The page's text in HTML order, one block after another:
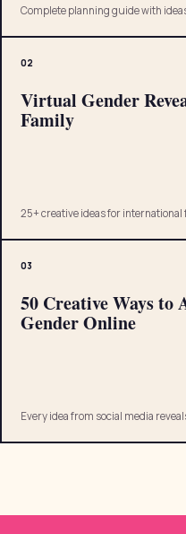
Complete planning guide with
02
Virtual Gender
Family
25+ creative ideas for international
03
50 Creative Ways to
Gender Online
Every idea from social media